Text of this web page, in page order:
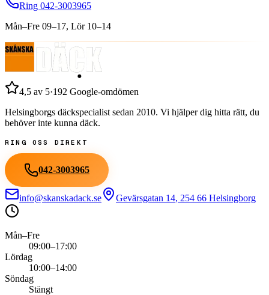
Ring 042-3003965
Mån–Fre 09–17, Lör 10–14
4,5 av 5·192 Google-omdömen
Helsingborgs däckspecialist sedan 2010. Vi hjälper dig hitta rätt, du
behöver inte kunna däck.
RING OSS DIREKT
042-3003965
info@skanskadack.se Gevärsgatan 14, 254 66 Helsingborg
Mån–Fre
09:00–17:00
Lördag
10:00–14:00
Söndag
Stängt